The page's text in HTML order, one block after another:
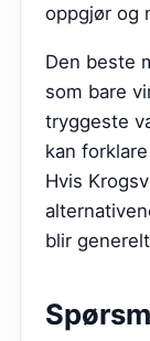
oppgjør og
Den beste
som bare
tryggeste
kan
Hvis
blir